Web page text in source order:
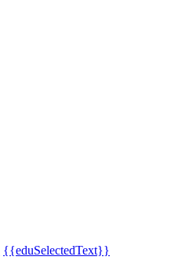
{{eduSelectedText}}